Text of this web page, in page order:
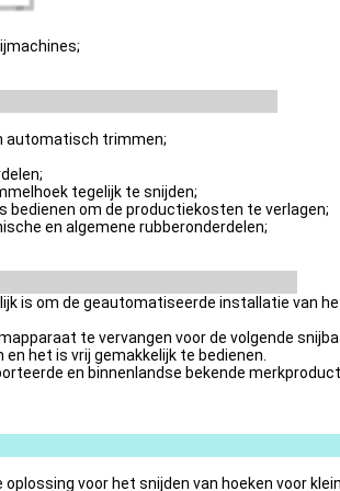
automatisch trimmen;
tegelijk te snijden;
om de productiekosten te verlagen;
en algemene rubberonderdelen;
is om de geautomatiseerde installatie van
te vervangen voor de volgende
het is vrij gemakkelijk te bedienen.
en binnenlandse bekende
voor het snijden van hoeken voor